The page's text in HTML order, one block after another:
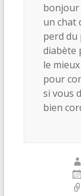
bonjour
un chat
perd du
diabète
le
pour
si vous
bien